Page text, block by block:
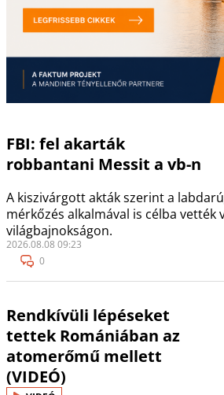
FBI: fel akarták
robbantani Messit a vb-n
A kiszivárgott akták szerint a
mérkőzés alkalmával is célba vették
világbajnokságon.
2026.08.08 09:23
0
Rendkívüli lépéseket
tettek Romániában az
atomerőmű mellett
(VIDEÓ)